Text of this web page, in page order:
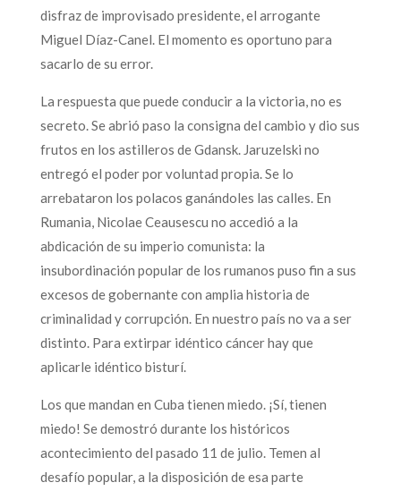
disfraz de improvisado presidente, el arrogante
Miguel Díaz-Canel. El momento es oportuno para
sacarlo de su error.
La respuesta que puede conducir a la victoria, no es
secreto. Se abrió paso la consigna del cambio y dio sus
frutos en los astilleros de Gdansk. Jaruzelski no
entregó el poder por voluntad propia. Se lo
arrebataron los polacos ganándoles las calles. En
Rumania, Nicolae Ceausescu no accedió a la
abdicación de su imperio comunista: la
insubordinación popular de los rumanos puso fin a sus
excesos de gobernante con amplia historia de
criminalidad y corrupción. En nuestro país no va a ser
distinto. Para extirpar idéntico cáncer hay que
aplicarle idéntico bisturí.
Los que mandan en Cuba tienen miedo. ¡Sí, tienen
miedo! Se demostró durante los históricos
acontecimiento del pasado 11 de julio. Temen al
desafío popular, a la disposición de esa parte